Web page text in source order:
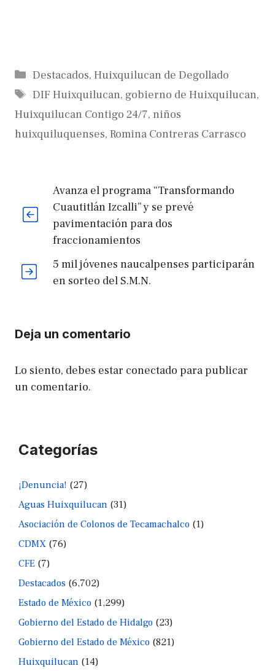
Categorías
Destacados, Huixquilucan de Degollado
Etiquetas
DIF Huixquilucan, gobierno de Huixquilucan,
Huixquilucan Contigo 24/7, niños
huixquiluquenses, Romina Contreras Carrasco
Avanza el programa “Transformando
Cuautitlán Izcalli” y se prevé
pavimentación para dos
fraccionamientos
5 mil jóvenes naucalpenses participarán
en sorteo del S.M.N.
Deja un comentario
Lo siento, debes estar conectado para publicar
un comentario.
Categorías
¡Denuncia! (27)
Aguas Huixquilucan (31)
Asociación de Colonos de Tecamachalco (1)
CDMX (76)
CFE (7)
Destacados (6,702)
Estado de México (1,299)
Gobierno del Estado de Hidalgo (23)
Gobierno del Estado de México (821)
Huixquilucan (14)